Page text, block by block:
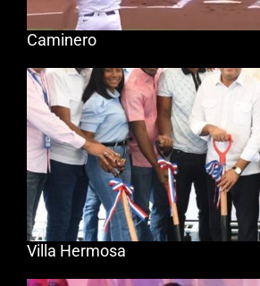
Caminero
Villa Hermosa